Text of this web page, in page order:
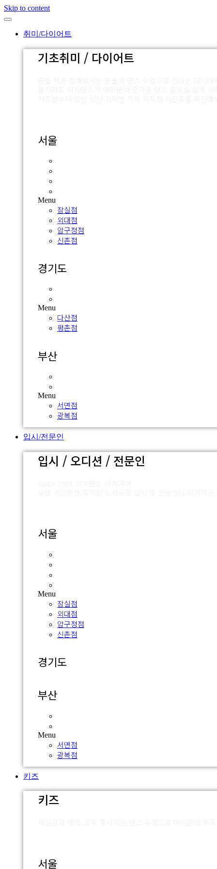
Skip to content
취미/다이어트
기초취미 / 다이어트
서울
Menu
잠실점
외대점
압구정점
신촌점
경기도
Menu
다산점
평촌점
부산
Menu
서면점
광복점
입시/전문인
입시 / 오디션 / 전문인
서울
Menu
잠실점
외대점
압구정점
신촌점
경기도
부산
Menu
서면점
광복점
키즈
키즈
서울